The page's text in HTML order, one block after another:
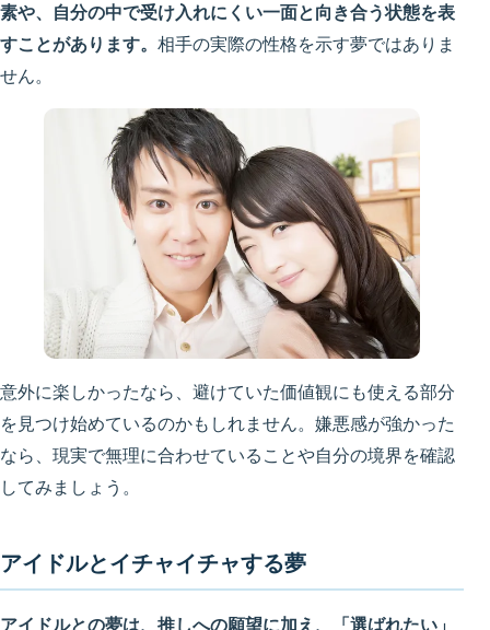
素や、自分の中で受け入れにくい一面と向き合う状態を表
すことがあります。 相手の実際の性格を示す夢ではありま
せん。
意外に楽しかったなら、避けていた価値観にも使える部分
を見つけ始めているのかもしれません。嫌悪感が強かった
なら、現実で無理に合わせていることや自分の境界を確認
してみましょう。
アイドルとイチャイチャする夢
アイドルとの夢は、推しへの願望に加え、「選ばれたい」